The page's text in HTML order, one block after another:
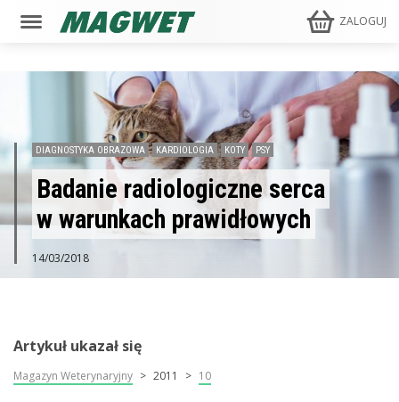
ZALOGUJ
DIAGNOSTYKA OBRAZOWA KARDIOLOGIA KOTY PSY
Badanie radiologiczne serca
w warunkach prawidłowych
14/03/2018
Artykuł ukazał się
Magazyn Weterynaryjny 2011 10